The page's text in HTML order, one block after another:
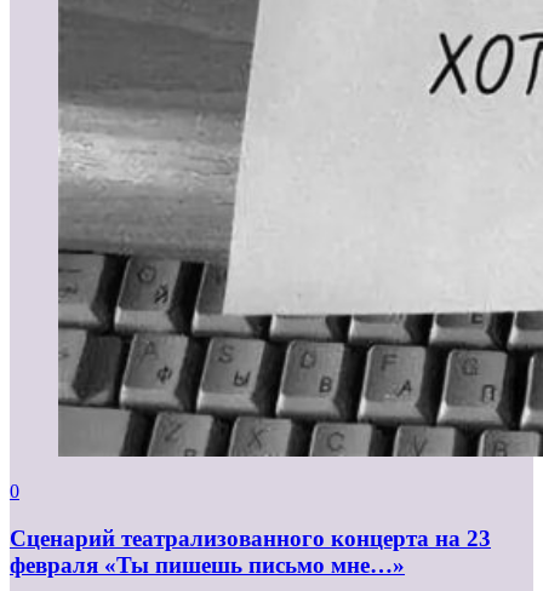
0
Сценарий театрализованного концерта на 23
февраля «Ты пишешь письмо мне…»